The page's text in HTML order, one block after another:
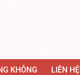
KHÔNG LIÊN HỆ